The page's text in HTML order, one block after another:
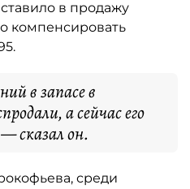
в продажу
компенсировать
в запасе в
а сейчас его
сказал он.
среди